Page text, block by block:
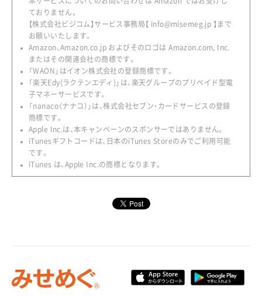
ておりません。
【株式会社ビジコム】サービス事務局【 info@misemeg.jp 】まで
お願いいたします。
Amazon、Amazon.co.jp およびそのロゴは Amazon.com, Inc.
またはその関連会社の商標です。
「WAON」はイオン株式会社の登録商標です。
「楽天Edy(ラクテンエディ)」は、楽天グループのプリペイド型電
子マネーサービスです。
「nanaco（ナナコ）」は、株式会社セブン・カードサービスの登録
商標です。
Apple Inc.は、本キャンペーンのスポンサーではありません。
iTunesギフトコードは、日本のiTunes Storeのみでご利用可能
です。
iTunes は、Apple Inc.の商標となります。